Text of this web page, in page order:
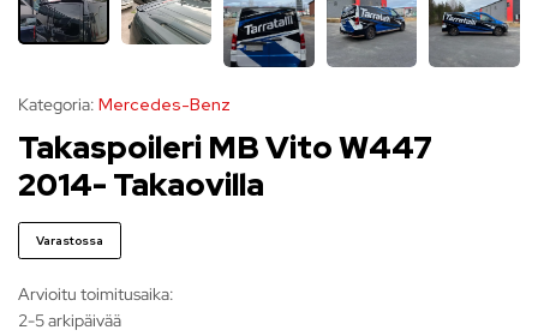
Kategoria: Mercedes-Benz
Takaspoileri MB Vito W447
2014- Takaovilla
Varastossa
Arvioitu toimitusaika:
2-5 arkipäivää